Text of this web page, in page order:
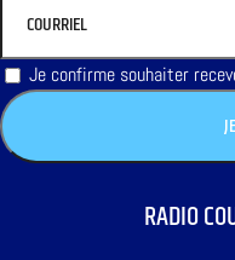
Je confirme souhaiter
RADIO